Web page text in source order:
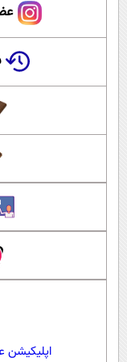
۱۵
اپلیکیشن